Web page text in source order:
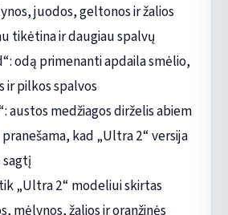
juodos, geltonos ir žalios
tikėtina ir daugiau spalvų
odą primenanti apdaila smėlio,
ir pilkos spalvos
austos medžiagos dirželis abiem
kad „Ultra 2“ versija
„Ultra 2“ modeliui skirtas
mėlynos, žalios ir oranžinės